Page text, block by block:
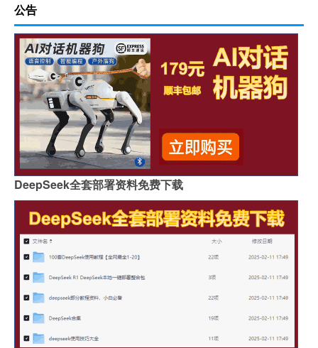
公告
DeepSeek全套部署资料免费下载